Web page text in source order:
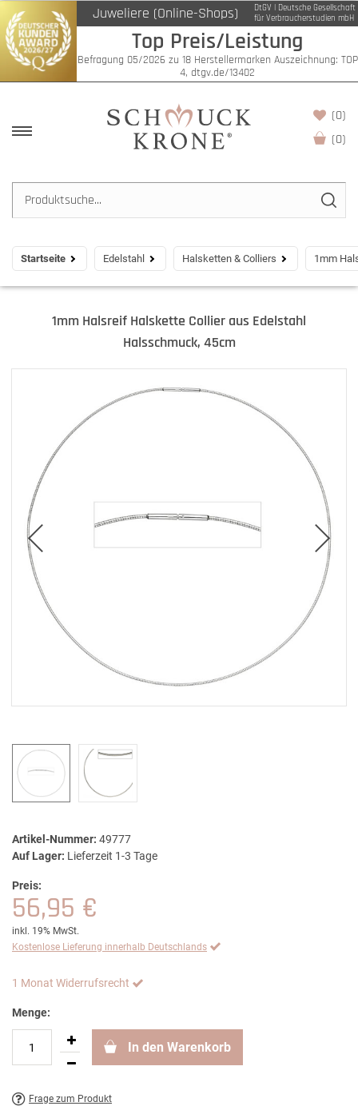
Juweliere (Online-Shops)
DtGV | Deutsche Gesellschaft
für Verbraucherstudien mbH
Top Preis/Leistung
Befragung 05/2026 zu 18 Herstellermarken Auszeichnung: TOP
4, dtgv.de/13402
(0)
(0)
Startseite Edelstahl Halsketten & Colliers 1mm
1mm Halsreif Halskette Collier aus Edelstahl
Halsschmuck, 45cm
Artikel-Nummer: 49777
Auf Lager: Lieferzeit 1-3 Tage
Preis:
56,95 €
inkl. 19% MwSt.
Kostenlose Lieferung innerhalb Deutschlands
1 Monat Widerrufsrecht
Menge:
In den Warenkorb
Frage zum Produkt